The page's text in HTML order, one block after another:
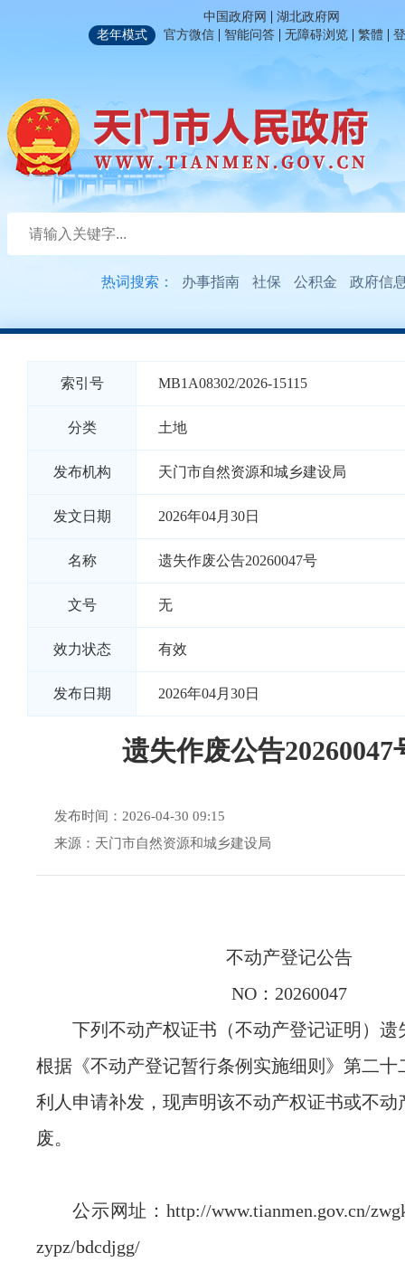
中国政府网 | 湖北政府网
老年模式
官方微信 | 智能问答 | 无障碍浏览 | 繁體 |
热词搜索： 办事指南 社保 公积金 政府信
索引号 MB1A08302/2026-15115
分类 土地
发布机构 天门市自然资源和城乡建设局
发文日期 2026年04月30日
名称 遗失作废公告20260047号
文号 无
效力状态 有效
发布日期 2026年04月30日
遗失作废公告20260047
发布时间：2026-04-30 09:15
来源：天门市自然资源和城乡建设局
不动产登记公告
NO：20260047
下列不动产权证书（不动产登记证明）遗
根据《不动产登记暂行条例实施细则》第二十
利人申请补发，现声明该不动产权证书或不动
废。
公示网址：http://www.tianmen.gov.cn/
zypz/bdcdjgg/